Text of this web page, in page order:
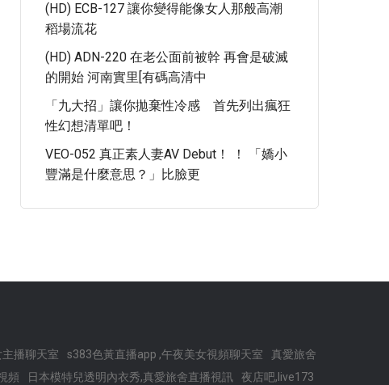
(HD) ECB-127 讓你變得能像女人那般高潮
稻場流花
(HD) ADN-220 在老公面前被幹 再會是破滅
的開始 河南實里[有碼高清中
「九大招」讓你拋棄性冷感 首先列出瘋狂
性幻想清單吧！
VEO-052 真正素人妻AV Debut！ ！ 「嬌小
豐滿是什麼意思？」比臉更
主播聊天室 s383色黃直播app ,午夜美女視頻聊天室
真愛旅舍
頻 日本模特兒透明內衣秀,真愛旅舍直播視訊 夜店吧,live173